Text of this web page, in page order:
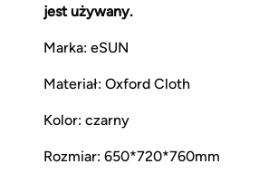
jest używany.
Marka: eSUN
Materiał: Oxford Cloth
Kolor: czarny
Rozmiar: 650*720*760mm